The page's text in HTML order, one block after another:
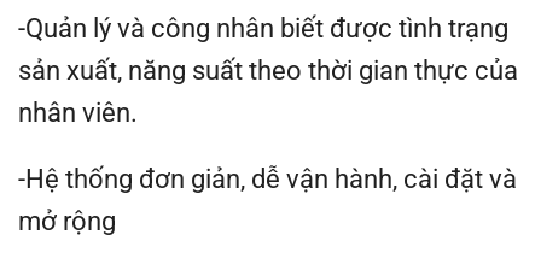
-Quản lý và công nhân biết được tình trạng
sản xuất, năng suất theo thời gian thực của
nhân viên.
-Hệ thống đơn giản, dễ vận hành, cài đặt và
mở rộng